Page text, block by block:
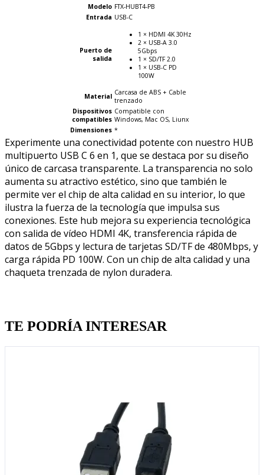
Modelo FTX-HUBT4-PB
Entrada USB-C
Puerto de
salida
1 × HDMI 4K 30Hz
2 × USB-A 3.0
5Gbps
1 × SD/TF 2.0
1 × USB-C PD
100W
Material Carcasa de ABS + Cable
trenzado
Dispositivos
compatibles
Compatible con
Windows, Mac OS, Liunx
Dimensiones *
Experimente una conectividad potente con nuestro HUB
multipuerto USB C 6 en 1, que se destaca por su diseño
único de carcasa transparente. La transparencia no solo
aumenta su atractivo estético, sino que también le
permite ver el chip de alta calidad en su interior, lo que
ilustra la fuerza de la tecnología que impulsa sus
conexiones. Este hub mejora su experiencia tecnológica
con salida de vídeo HDMI 4K, transferencia rápida de
datos de 5Gbps y lectura de tarjetas SD/TF de 480Mbps, y
carga rápida PD 100W. Con un chip de alta calidad y una
chaqueta trenzada de nylon duradera.
TE PODRÍA INTERESAR